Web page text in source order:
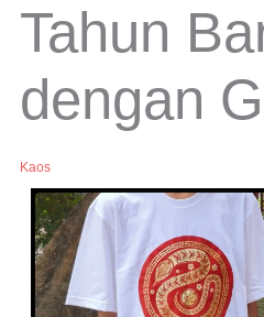
Tahun
dengan
Kaos